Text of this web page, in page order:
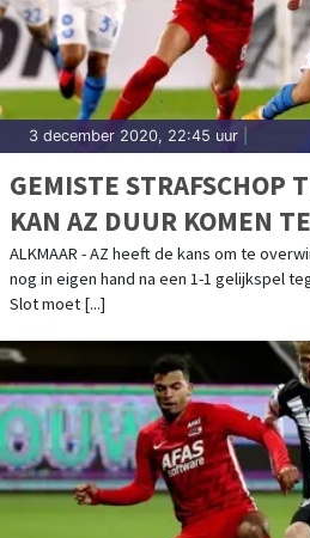
3 december 2020, 22:45 uur
GEMISTE STRAFSCHOP
KAN AZ DUUR KOMEN
ALKMAAR - AZ heeft de kans om te
nog in eigen hand na een 1-1 gelijkspel
Slot moet [...]